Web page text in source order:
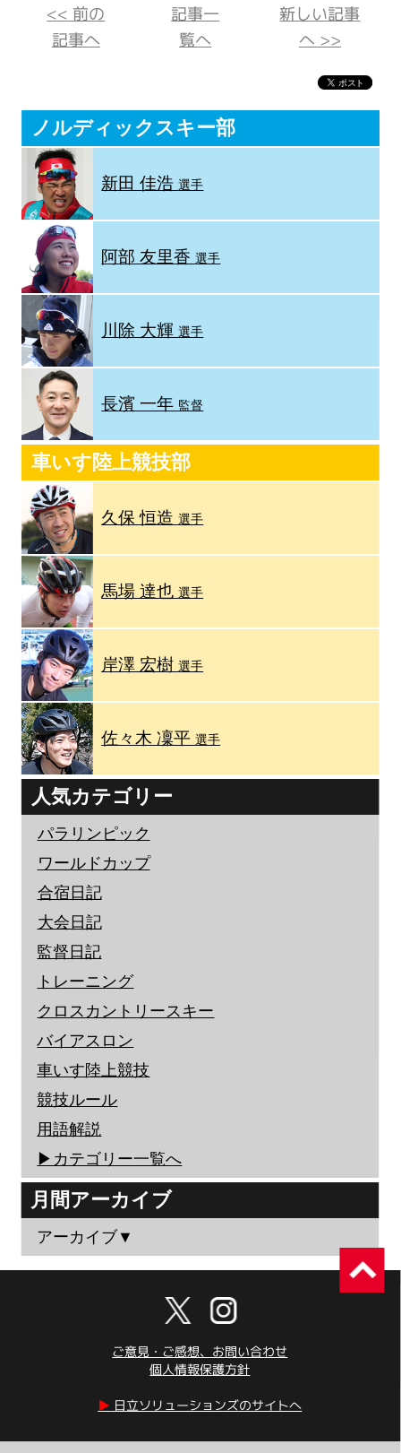
<< 前の
記事へ
記事一
覧へ
新しい記事
へ >>
ノルディックスキー部
新田 佳浩選手
阿部 友里香選手
川除 大輝選手
長濱 一年 監督
車いす陸上競技部
久保 恒造選手
馬場 達也選手
岸澤 宏樹選手
佐々木 凜平選手
人気カテゴリー
パラリンピック
ワールドカップ
合宿日記
大会日記
監督日記
トレーニング
クロスカントリースキー
バイアスロン
車いす陸上競技
競技ルール
用語解説
▶︎カテゴリー一覧へ
月間アーカイブ
アーカイブ▼
ご意見・ご感想、お問い合わせ
個人情報保護方針
▶︎ 日立ソリューションズのサイトへ